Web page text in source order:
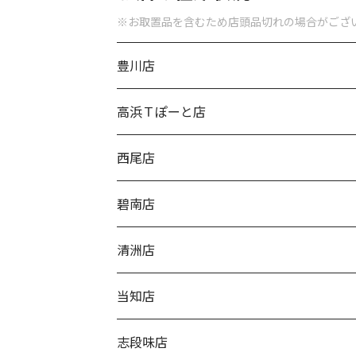
※お取置品を含むため店頭品切れの場合がござ
豊川店
高浜Ｔぽーと店
西尾店
碧南店
清洲店
当知店
志段味店